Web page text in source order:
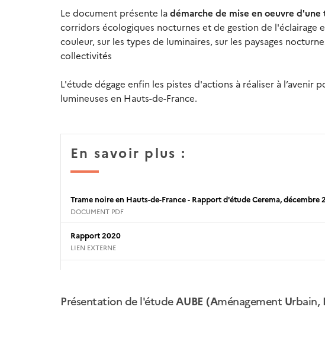
Le document présente ladémarche de mise en oeuvre d'une
corridors écologiques nocturnes et de gestion de
couleur, sur les types de luminaires, sur les paysages
collectivités
L'étude dégage enfin les pistes d'actions à réaliser à
lumineuses en Hauts-de-France.
En savoir plus :
Trame noire en Hauts-de-France - Rapport d'étude Cerema, décembre
DOCUMENT PDF
Rapport 2020
LIEN EXTERNE
Présentation de l'étudeAUBE (Aménagement Urbain,